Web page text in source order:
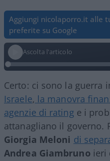
Aggiungi nicolaporro.it alle
preferite su Google
Ascolta l'articolo
Certo: ci sono la guerra
Israele, la manovra
agenzie di rating e i
attanagliano il governo.
Giorgia Meloni di
Andrea Giambruno ieri